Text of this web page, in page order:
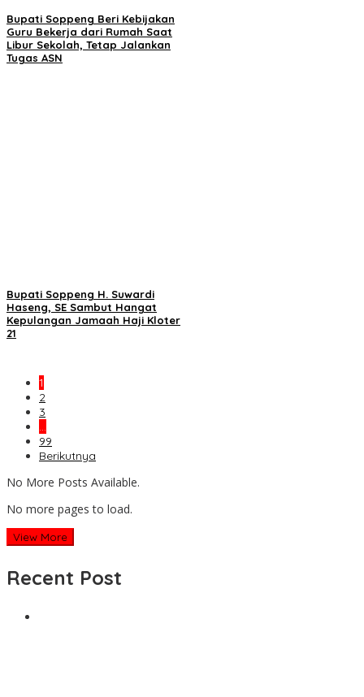
Bupati Soppeng Beri Kebijakan
Guru Bekerja dari Rumah Saat
Libur Sekolah, Tetap Jalankan
Tugas ASN
Bupati Soppeng H. Suwardi
Haseng, SE Sambut Hangat
Kepulangan Jamaah Haji Kloter
21
1
2
3
…
99
Berikutnya
No More Posts Available.
No more pages to load.
View More
Recent Post